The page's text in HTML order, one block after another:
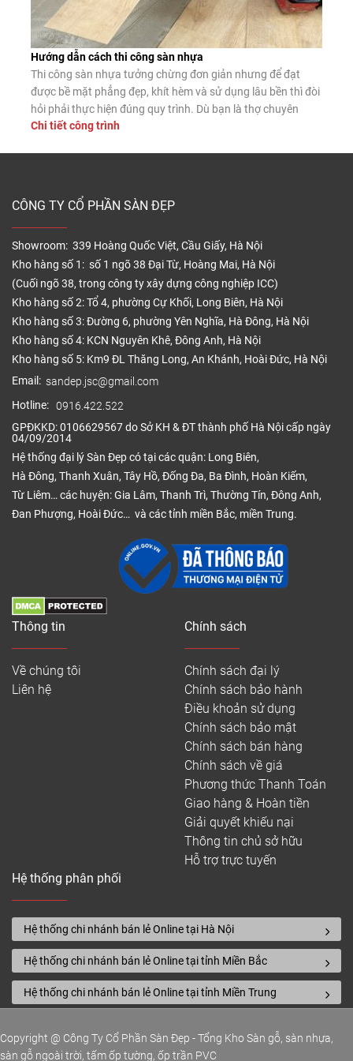
Hướng dẫn cách thi công sàn nhựa
Thi công sàn nhựa tưởng chừng đơn giản nhưng để đạt
được bề mặt phẳng đẹp, khít hèm và sử dụng lâu bền thì đòi
hỏi phải thực hiện đúng quy trình. Dù bạn là thợ chuyên
nghiệp hay tự lát tại nhà, nắm vững các bước lắp đặt chuẩn
Chi tiết công trình
CÔNG TY CỔ PHẦN SÀN ĐẸP
Showroom: 339 Hoàng Quốc Việt, Cầu Giấy, Hà Nội
Kho hàng số 1: số 1 ngõ 38 Đại Từ, Hoàng Mai, Hà Nội
(Cuối ngõ 38, trong công ty xây dựng công nghiệp ICC)
Kho hàng số 2: Tổ 4, phường Cự Khối, Long Biên, Hà Nội
Kho hàng số 3: Đường 6, phường Yên Nghĩa, Hà Đông, Hà Nội
Kho hàng số 4: KCN Nguyên Khê, Đông Anh, Hà Nội
Kho hàng số 5: Km9 ĐL Thăng Long, An Khánh, Hoài Đức, Hà Nội
Email: sandep.jsc@gmail.com
Hotline: 0916.422.522
GPĐKKD: 0106629567 do Sở KH & ĐT thành phố Hà Nội cấp ngày
04/09/2014
Hệ thống đại lý Sàn Đẹp có tại các quận: Long Biên,
Hà Đông, Thanh Xuân, Tây Hồ, Đống Đa, Ba Đình, Hoàn Kiếm,
Từ Liêm… các huyện: Gia Lâm, Thanh Trì, Thường Tín, Đông Anh,
Đan Phượng, Hoài Đức… và các tỉnh miền Bắc, miền Trung.
Thông tin
Về chúng tôi
Liên hệ
Chính sách
Chính sách đại lý
Chính sách bảo hành
Điều khoản sử dụng
Chính sách bảo mật
Chính sách bán hàng
Chính sách về giá
Phương thức Thanh Toán
Giao hàng & Hoàn tiền
Giải quyết khiếu nại
Thông tin chủ sở hữu
Hỗ trợ trực tuyến
Hệ thống phân phối
Hệ thống chi nhánh bán lẻ Online tại Hà Nội
Hệ thống chi nhánh bán lẻ Online tại tỉnh Miền Bắc
Hệ thống chi nhánh bán lẻ Online tại tỉnh Miền Trung
Copyright @ Công Ty Cổ Phần Sàn Đẹp - Tổng Kho Sàn gỗ, sàn nhựa,
sàn gỗ ngoài trời, tấm ốp tường, ốp trần PVC